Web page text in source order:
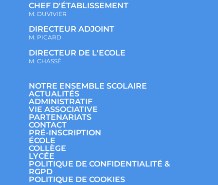
CHEF D'ÉTABLISSEMENT
M. DUVIVIER
DIRECTEUR ADJOINT
M. PICARD
DIRECTEUR DE L'ECOLE
M. CHASSÉ
NOTRE ENSEMBLE SCOLAIRE
ACTUALITÉS
ADMINISTRATIF
VIE ASSOCIATIVE
PARTENARIATS
CONTACT
PRÉ-INSCRIPTION
ÉCOLE
COLLÈGE
LYCÉE
POLITIQUE DE CONFIDENTIALITÉ &
RGPD
POLITIQUE DE COOKIES